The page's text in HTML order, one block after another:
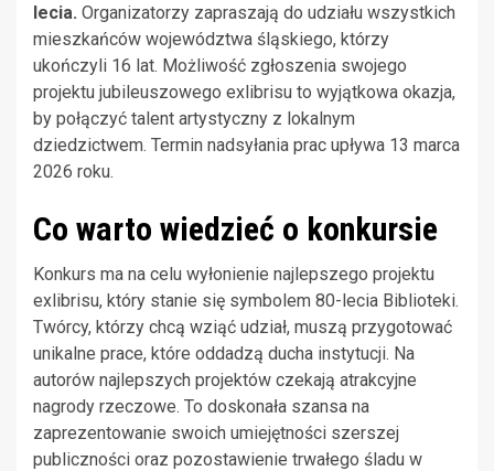
lecia. Organizatorzy zapraszają do udziału wszystkich
mieszkańców województwa śląskiego, którzy
ukończyli 16 lat. Możliwość zgłoszenia swojego
projektu jubileuszowego exlibrisu to wyjątkowa okazja,
by połączyć talent artystyczny z lokalnym
dziedzictwem. Termin nadsyłania prac upływa 13 marca
2026 roku.
Co warto wiedzieć o konkursie
Konkurs ma na celu wyłonienie najlepszego projektu
exlibrisu, który stanie się symbolem 80-lecia Biblioteki.
Twórcy, którzy chcą wziąć udział, muszą przygotować
unikalne prace, które oddadzą ducha instytucji. Na
autorów najlepszych projektów czekają atrakcyjne
nagrody rzeczowe. To doskonała szansa na
zaprezentowanie swoich umiejętności szerszej
publiczności oraz pozostawienie trwałego śladu w